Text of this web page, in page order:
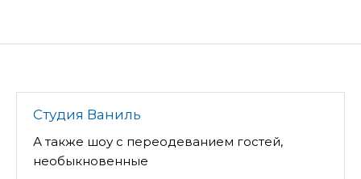
Студия Ваниль
А также шоу с переодеванием гостей,
необыкновенные